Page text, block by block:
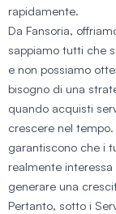
rapidamente.
Da Fansoria,
sappiamo tutti che
e non possiamo
bisogno di una
quando acquisti
crescere nel
garantiscono che i
realmente
generare una
Pertanto, sotto i